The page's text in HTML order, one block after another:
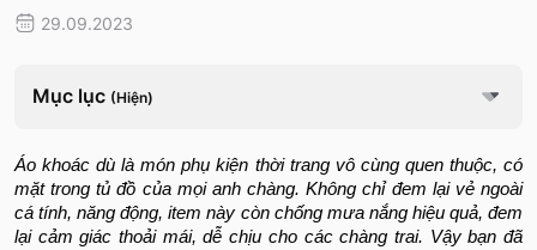
29.09.2023
Mục lục (Hiện)
Áo khoác dù là món phụ kiện thời trang vô cùng quen thuộc, có
mặt trong tủ đồ của mọi anh chàng. Không chỉ đem lại vẻ ngoài
cá tính, năng động, item này còn chống mưa nắng hiệu quả, đem
lại cảm giác thoải mái, dễ chịu cho các chàng trai. Vậy bạn đã